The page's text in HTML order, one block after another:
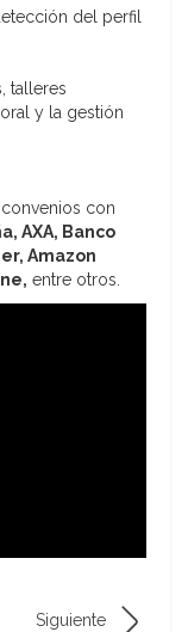
del perfil
talleres
y la gestión
con
AXA, Banco
Amazon
entre otros.
Siguiente